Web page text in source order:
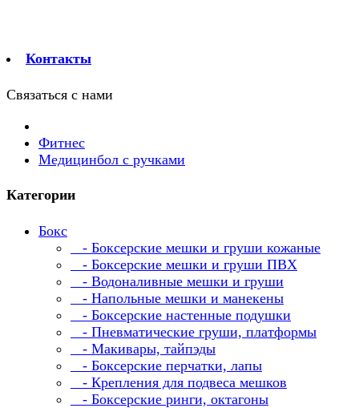
Контакты
Связаться с нами
Фитнес
Медицинбол с ручками
Категории
Бокс
- Боксерские мешки и груши кожаные
- Боксерские мешки и груши ПВХ
- Водоналивные мешки и груши
- Напольные мешки и манекены
- Боксерские настенные подушки
- Пневматические груши, платформы
- Макивары, тайпэды
- Боксерские перчатки, лапы
- Крепления для подвеса мешков
- Боксерские ринги, октагоны